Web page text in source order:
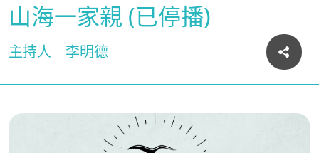
山海一家親 (已停播)
主持人 李明德